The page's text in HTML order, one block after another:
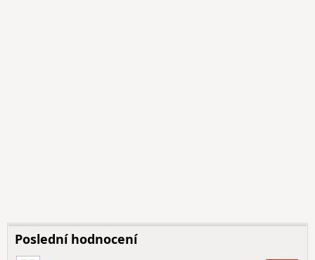
Poslední hodnocení